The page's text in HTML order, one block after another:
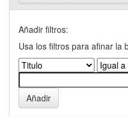
Añadir filtros:
Usa los filtros para afinar la